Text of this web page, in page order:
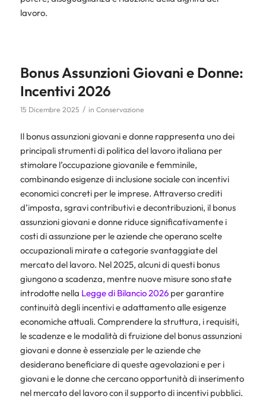
lavoro.
Bonus Assunzioni Giovani e Donne:
Incentivi 2026
15 Dicembre 2025 / in Conservazione
Il bonus assunzioni giovani e donne rappresenta uno dei
principali strumenti di politica del lavoro italiana per
stimolare l’occupazione giovanile e femminile,
combinando esigenze di inclusione sociale con incentivi
economici concreti per le imprese. Attraverso crediti
d’imposta, sgravi contributivi e decontribuzioni, il bonus
assunzioni giovani e donne riduce significativamente i
costi di assunzione per le aziende che operano scelte
occupazionali mirate a categorie svantaggiate del
mercato del lavoro. Nel 2025, alcuni di questi bonus
giungono a scadenza, mentre nuove misure sono state
introdotte nella Legge di Bilancio 2026per garantire
continuità degli incentivi e adattamento alle esigenze
economiche attuali. Comprendere la struttura, i requisiti,
le scadenze e le modalità di fruizione del bonus assunzioni
giovani e donne è essenziale per le aziende che
desiderano beneficiare di queste agevolazioni e per i
giovani e le donne che cercano opportunità di inserimento
nel mercato del lavoro con il supporto di incentivi pubblici.